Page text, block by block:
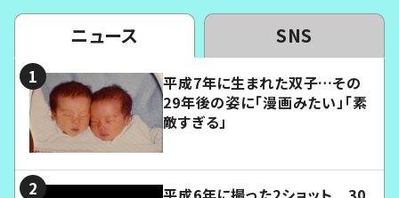
ニュース SNS
平成7年に生まれた双子…その
29年後の姿に「漫画みたい」「素
敵すぎる」